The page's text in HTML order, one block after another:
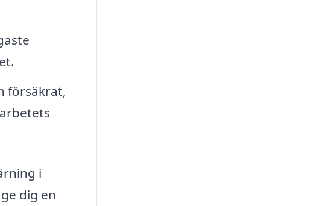
försäkrat,
i
dig en